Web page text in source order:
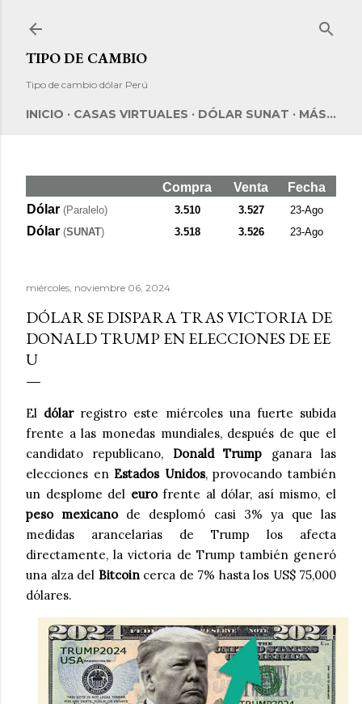
TIPO DE CAMBIO
Tipo de cambio dólar Perú
INICIO CASAS VIRTUALES DÓLAR SUNAT MÁS…
Compra Venta
Fecha
Dólar (Paralelo) 3.510 3.527 23-Ago
Dólar (SUNAT) 3.518 3.526 23-Ago
miércoles, noviembre 06, 2024
DÓLAR SE DISPARA TRAS VICTORIA DE
DONALD TRUMP EN ELECCIONES DE EE
U
El dólar registro este miércoles una fuerte subida
frente a las monedas mundiales, después de que el
candidato republicano, Donald Trump ganara las
elecciones en Estados Unidos, provocando también
un desplome del eurofrente al dólar, así mismo, el
peso mexicanode desplomó casi 3% ya que las
medidas arancelarias de Trump los afecta
directamente, la victoria de Trump también generó
una alza del Bitcoin cerca de 7% hasta los US$ 75,000
dólares.